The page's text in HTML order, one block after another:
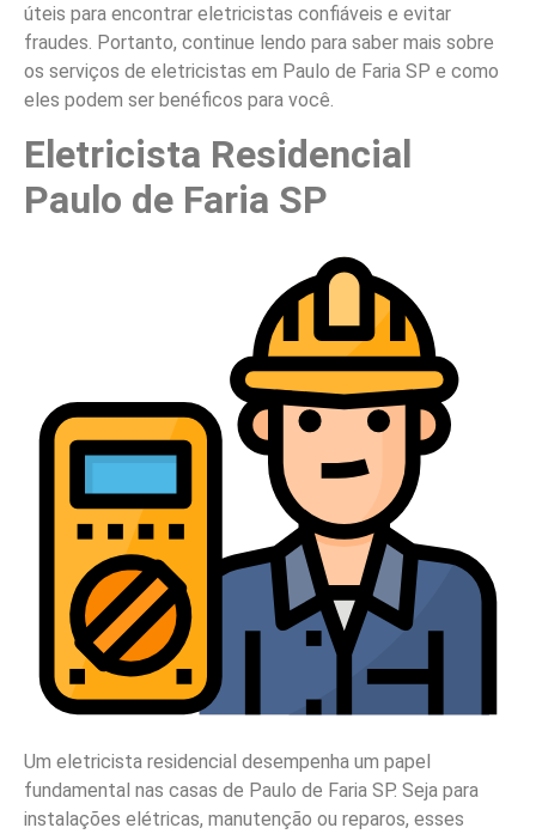
úteis para encontrar eletricistas confiáveis e evitar
fraudes. Portanto, continue lendo para saber mais sobre
os serviços de eletricistas em Paulo de Faria SP e como
eles podem ser benéficos para você.
Eletricista Residencial
Paulo de Faria SP
Um eletricista residencial desempenha um papel
fundamental nas casas de Paulo de Faria SP. Seja para
instalações elétricas, manutenção ou reparos, esses